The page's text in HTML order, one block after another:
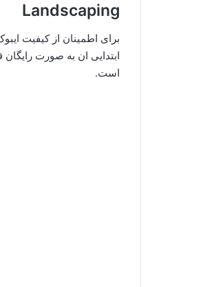
Landscaping
برای اطمینان از کیفیت
ابتدایی ان به صورت رایگان
است.